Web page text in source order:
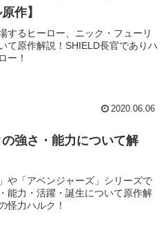
作】
するヒーロー、ニック・フューリ
て原作解説！SHIELD長官でありハ
ー！
2020.06.06
の強さ・能力について解
や「アベンジャーズ」シリーズで
能力・活躍・誕生について原作解
怪力ハルク！